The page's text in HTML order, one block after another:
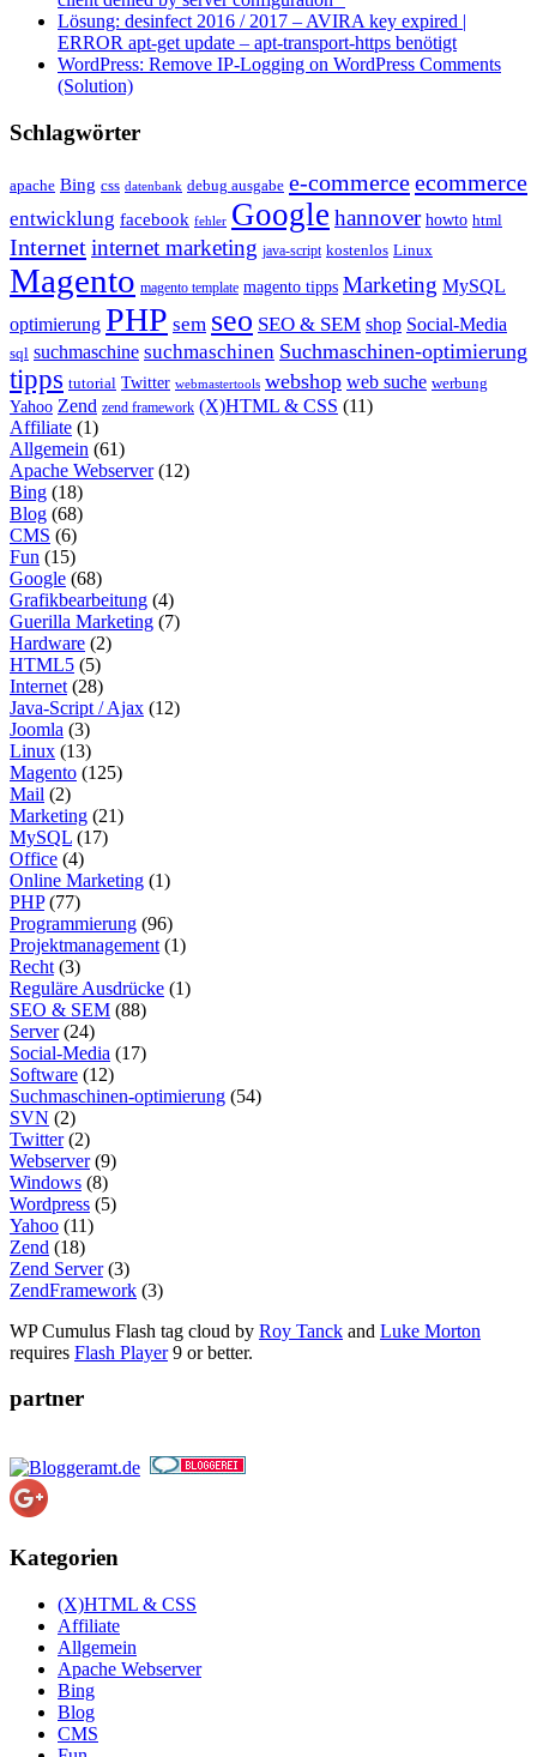
Lösung: desinfect 2016 / 2017 – AVIRA key expired |
ERROR apt-get update – apt-transport-https benötigt
WordPress: Remove IP-Logging on WordPress Comments
(Solution)
Schlagwörter
apache Bing css datenbank debug ausgabe e-commerceecommerce
entwicklung facebook fehler Google hannover howto html
Internetinternet marketing java-script kostenlos Linux
Magento magento template magento tipps Marketing MySQL
optimierung PHP sem seo SEO & SEM shop Social-Media
sql suchmaschine suchmaschinen Suchmaschinen-optimierung
tipps tutorial Twitter webmastertools webshop web suche werbung
Yahoo Zend zend framework (X)HTML & CSS (11)
Affiliate (1)
Allgemein (61)
Apache Webserver(12)
Bing (18)
Blog (68)
CMS (6)
Fun (15)
Google (68)
Grafikbearbeitung (4)
Guerilla Marketing (7)
Hardware (2)
HTML5 (5)
Internet (28)
Java-Script / Ajax (12)
Joomla (3)
Linux (13)
Magento (125)
Mail (2)
Marketing (21)
MySQL (17)
Office (4)
Online Marketing (1)
PHP(77)
Programmierung (96)
Projektmanagement (1)
Recht (3)
Reguläre Ausdrücke (1)
SEO & SEM (88)
Server(24)
Social-Media (17)
Software (12)
Suchmaschinen-optimierung (54)
SVN (2)
Twitter(2)
Webserver(9)
Windows (8)
Wordpress (5)
Yahoo (11)
Zend (18)
Zend Server(3)
ZendFramework (3)
WP Cumulus Flash tag cloud by Roy Tanck and Luke Morton
requires Flash Player9 or better.
partner
Kategorien
(X)HTML & CSS
Affiliate
Allgemein
Apache Webserver
Bing
Blog
CMS